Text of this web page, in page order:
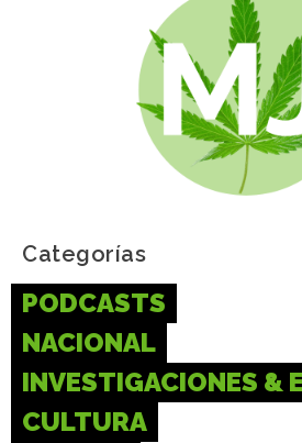
Categorías
PODCASTS
NACIONAL
INVESTIGACIONES &
CULTURA